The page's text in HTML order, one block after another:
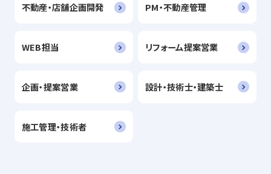
不動産・店舗企画開発 PM・不動産管理
WEB担当 リフォーム提案営業
企画・提案営業 設計・技術士・建築士
施工管理・技術者